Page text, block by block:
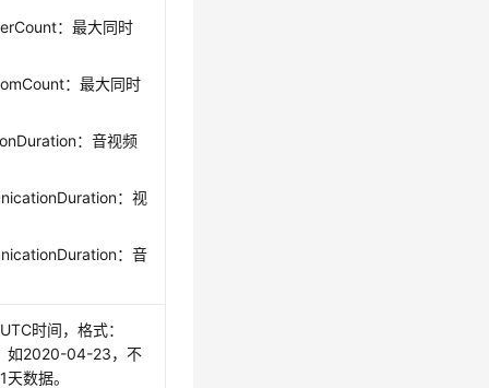
：最大同时
：最大同时
：音视频
：视
：音
时间，格式：
如2020-04-23，不
数据。